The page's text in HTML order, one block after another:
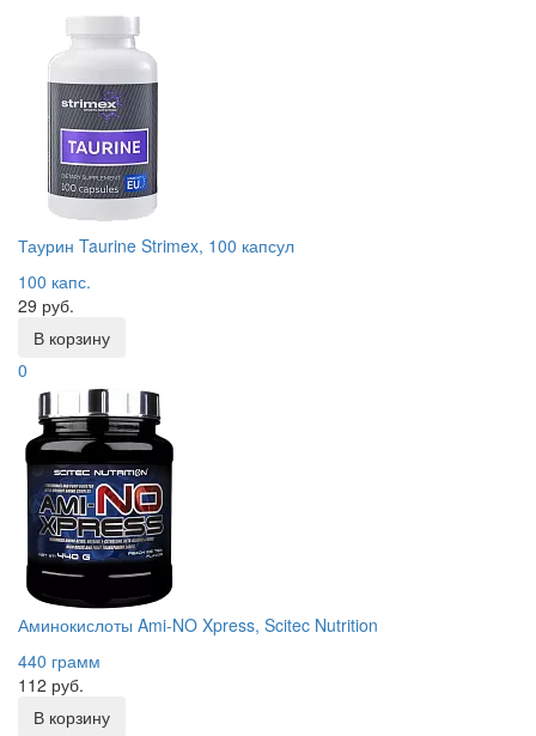
Таурин Taurine Strimex, 100 капсул
100 капс.
29 руб.
В корзину
0
Аминокислоты Ami-NO Xpress, Scitec Nutrition
440 грамм
112 руб.
В корзину